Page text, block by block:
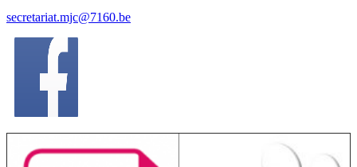
secretariat.mjc@7160.be